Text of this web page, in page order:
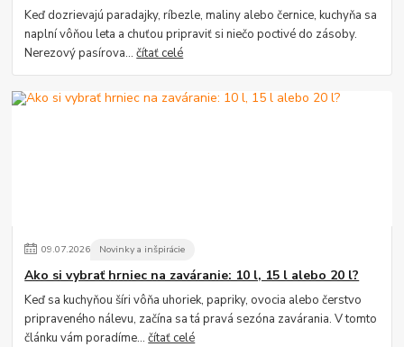
Keď dozrievajú paradajky, ríbezle, maliny alebo černice, kuchyňa sa
naplní vôňou leta a chuťou pripraviť si niečo poctivé do zásoby.
Nerezový pasírova...čítať celé
09.07.2026 Novinky a inšpirácie
Ako si vybrať hrniec na zaváranie: 10 l, 15 l alebo 20 l?
Keď sa kuchyňou šíri vôňa uhoriek, papriky, ovocia alebo čerstvo
pripraveného nálevu, začína sa tá pravá sezóna zavárania. V tomto
článku vám poradíme...čítať celé